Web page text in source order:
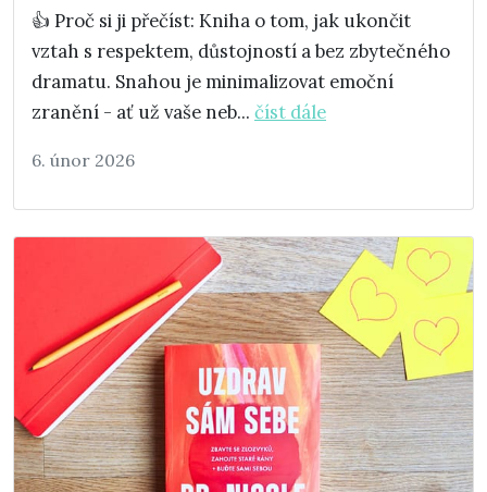
👍 Proč si ji přečíst: Kniha o tom, jak ukončit
vztah s respektem, důstojností a bez zbytečného
dramatu. Snahou je minimalizovat emoční
zranění - ať už vaše neb... číst dále
6. únor 2026